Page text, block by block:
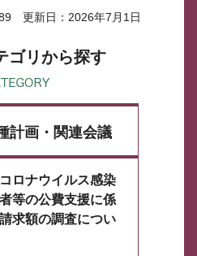
更新日：2026年7月1日
ゴリから探す
計画・関連会議
ロナウイルス感染
等の公費支援に係
求額の調査につい